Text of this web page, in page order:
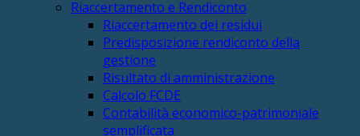
Riaccertamento e Rendiconto
Riaccertamento dei residui
Predisposizione rendiconto della
gestione
Risultato di amministrazione
Calcolo FCDE
Contabilità economico-patrimoniale
semplificata